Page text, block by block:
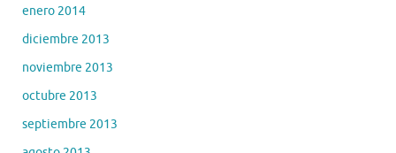
enero 2014
diciembre 2013
noviembre 2013
octubre 2013
septiembre 2013